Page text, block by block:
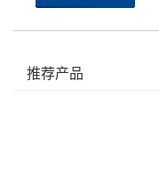
推荐产品